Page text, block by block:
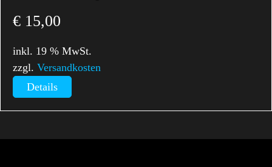
€ 15,00
inkl. 19 % MwSt.
zzgl.Versandkosten
Details